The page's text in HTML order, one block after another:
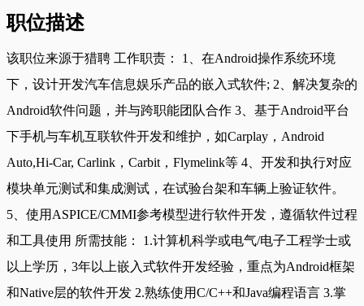
职位描述
该职位来源于猎聘 工作职责： 1、在Android操作系统环境
下，设计开发汽车信息娱乐产品的嵌入式软件; 2、解决复杂的
Android软件问题，并与跨职能团队合作 3、基于Android平台
下手机与车机互联软件开发和维护，如Carplay，Android
Auto,Hi-Car, Carlink，Carbit，Flymelink等 4、开发和执行对应
模块单元测试和集成测试，在试验台架和车辆上验证软件。
5、使用ASPICE/CMMI参考模型进行软件开发，遵循软件过程
和工具使用 所需技能： 1.计算机科学或电气/电子工程学士或
以上学历，3年以上嵌入式软件开发经验，重点为Android框架
和Native层的软件开发 2.熟练使用C/C++和Java编程语言 3.掌